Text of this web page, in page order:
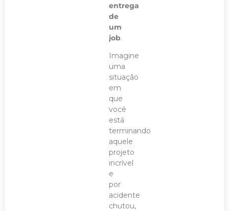
entrega
de
um
job.
Imagine
uma
situação
em
que
você
está
terminando
aquele
projeto
incrível
e
por
acidente
chutou,